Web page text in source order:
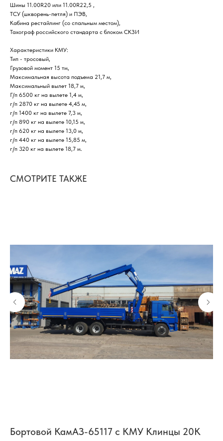
Шины 11.00R20 или 11.00R22,5 ,
ТСУ (шкворень-петля) и ПЭВ,
Кабина рестайлинг (со спальным местом),
Тахограф российского стандарта с блоком СКЗИ
Характеристики КМУ:
Тип - тросовый,
Грузовой момент 15 тм,
Максимальная высота подъема 21,7 м,
Максимальный вылет 18,7 м,
Г/п 6500 кг на вылете 1,4 м,
г/п 2870 кг на вылете 4,45 м,
г/п 1400 кг на вылете 7,3 м,
г/п 890 кг на вылете 10,15 м,
г/п 620 кг на вылете 13,0 м,
г/п 440 кг на вылете 15,85 м,
г/п 320 кг на вылете 18,7 м.
СМОТРИТЕ ТАКЖЕ
Бортовой КамАЗ-65117 с КМУ Клинцы 20К